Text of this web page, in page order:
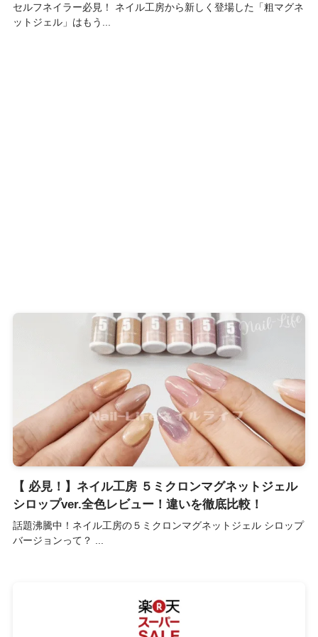
セルフネイラー必見！ ネイル工房から新しく登場した「粗マグネ
ットジェル」はもう...
【 必見！】ネイル工房 ５ミクロンマグネットジェル
シロップver.全色レビュー！違いを徹底比較！
話題沸騰中！ネイル工房の５ミクロンマグネットジェル シロップ
バージョンって？ ...